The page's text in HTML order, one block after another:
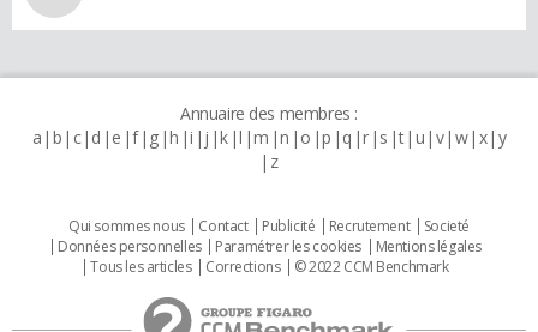
Annuaire des membres :
a b c d e f g h i j k l m n o p q r s t u v w x y
z
Qui sommes nous Contact Publicité Recrutement
Societé
Données personnelles
Paramétrer les cookies
Mentions légales
Tous les articles
Corrections © 2022 CCM Benchmark